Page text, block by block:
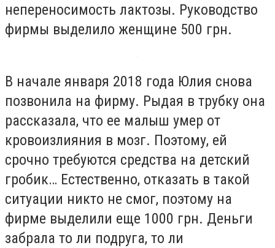
непереносимость лактозы. Руководство
фирмы выделило женщине 500 грн.
В начале января 2018 года Юлия снова
позвонила на фирму. Рыдая в трубку она
рассказала, что ее малыш умер от
кровоизлияния в мозг. Поэтому, ей
срочно требуются средства на детский
гробик… Естественно, отказать в такой
ситуации никто не смог, поэтому на
фирме выделили еще 1000 грн. Деньги
забрала то ли подруга, то ли